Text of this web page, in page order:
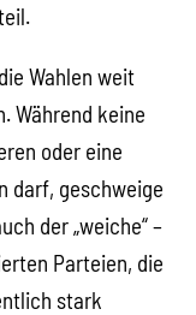
Wahlen weit
Während keine
oder eine
darf, geschweige
der „weiche“ –
Parteien, die
stark